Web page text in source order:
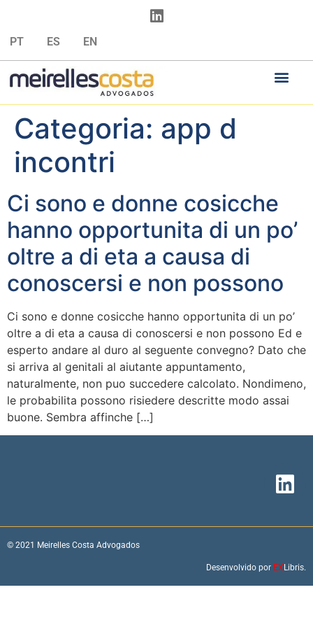
PT ES EN
Categoria: app d
incontri
Ci sono e donne cosicche
hanno opportunita di un po’
oltre a di eta a causa di
conoscersi e non possono
Ci sono e donne cosicche hanno opportunita di un po’
oltre a di eta a causa di conoscersi e non possono Ed e
esperto andare al duro al seguente convegno? Dato che
si arriva al genitali al aiutante appuntamento,
naturalmente, non puo succedere calcolato. Nondimeno,
le probabilita possono risiedere descritte modo assai
buone. Sembra affinche […]
© 2021 Meirelles Costa Advogados
Desenvolvido por EX Libris.